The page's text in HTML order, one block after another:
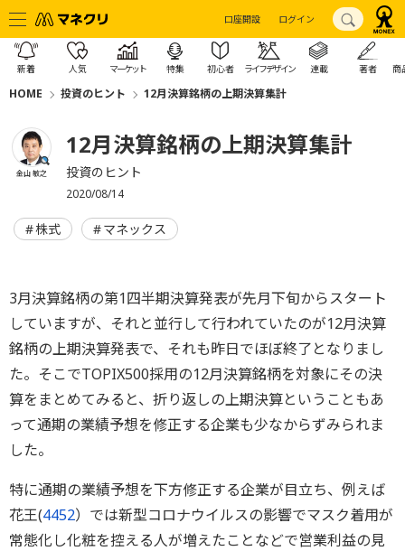
口座開設 ログイン
新着 人気 マーケット 特集 初心者 ライフデザイン 連載 著者 商
HOME 投資のヒント 12月決算銘柄の上期決算集計
金山 敏之
12月決算銘柄の上期決算集計
投資のヒント
2020/08/14
株式 マネックス
3月決算銘柄の第1四半期決算発表が先月下旬からスタート
していますが、それと並行して行われていたのが12月決算
銘柄の上期決算発表で、それも昨日でほぼ終了となりまし
た。そこでTOPIX500採用の12月決算銘柄を対象にその決
算をまとめてみると、折り返しの上期決算ということもあ
って通期の業績予想を修正する企業も少なからずみられま
した。
特に通期の業績予想を下方修正する企業が目立ち、例えば
花王(4452）では新型コロナウイルスの影響でマスク着用が
常態化し化粧を控える人が増えたことなどで営業利益の見